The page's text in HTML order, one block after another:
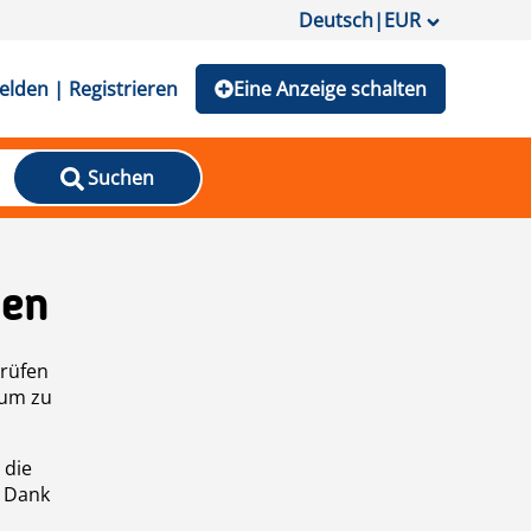
Deutsch|EUR
| Registrieren Eine Anzeige schalten
Suchen
zu
die